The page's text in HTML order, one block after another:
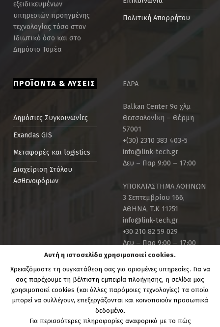
εξειδικευμένων
υπηρεσιών προηγμένης
τεχνολογίας τόσο στον
Ιδιωτικό όσο και στο
Δημόσιο Τομέα
Πολιτική Απορρήτου
ΠΡΟΪΟΝΤΑ & ΛΥΣΕΙΣ
Δημόσιες Συγκοινωνίες
Exandas GIS
Μεταφορές και logistics
Διαχείριση Στόλου
Ασθενοφόρων
ΕΔΡΑ
Balkan Center 9ο χλμ
Θεσσαλονίκη – Θέρμη
57001
+(30) 2310 383 403-5
info@link-tech.gr
Δευ – Παρ 9:00 – 17:00
ΥΠΟΚΑΤΑΣΤΗΜΑ ΑΘΗΝΩΝ
3 Σεπτεμβρίου 166,
ΑΘΗΝΑ, Τ.Κ 11251
info@link-tech.gr
+30 210 82 59 029
Δευ – Παρ 9:00 – 17:00
Copyright Link-Tech.gr | Powered by:Link Technologies
Αυτή η ιστοσελίδα χρησιμοποιεί cookies.
Χρειαζόμαστε τη συγκατάθεση σας για ορισμένες υπηρεσίες. Για να
σας παρέχουμε τη βέλτιστη εμπειρία πλοήγησης, η σελίδα μας
χρησιμοποιεί cookies (και άλλες παρόμοιες τεχνολογίες) τα οποία
μπορεί να συλλέγουν, επεξεργάζονται και κοινοποιούν προσωπικά
δεδομένα.
Για περισσότερες πληροφορίες αναφορικά με το πώς